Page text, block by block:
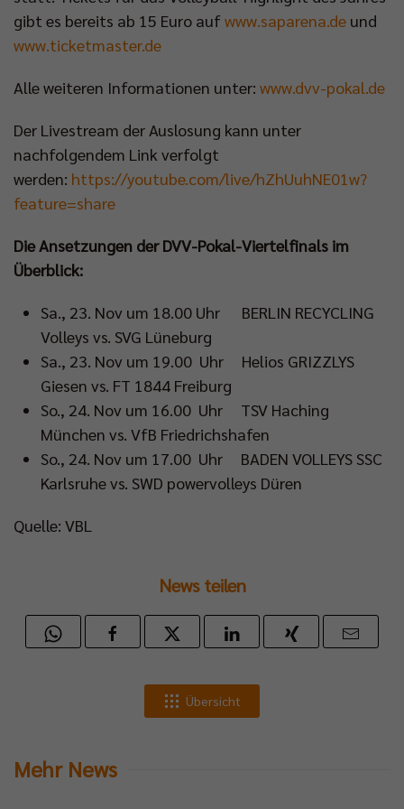
gibt es bereits ab 15 Euro auf www.saparena.de und
www.ticketmaster.de
Alle weiteren Informationen unter: www.dvv-pokal.de
Der Livestream der Auslosung kann unter
nachfolgendem Link verfolgt
werden: https://youtube.com/live/hZhUuhNE01w?
feature=share
Die Ansetzungen der DVV-Pokal-Viertelfinals im
Überblick:
Sa., 23. Nov um 18.00 Uhr BERLIN RECYCLING
Volleys vs. SVG Lüneburg
Sa., 23. Nov um 19.00 Uhr Helios GRIZZLYS
Giesen vs. FT 1844 Freiburg
So., 24. Nov um 16.00 Uhr TSV Haching
München vs. VfB Friedrichshafen
So., 24. Nov um 17.00 Uhr BADEN VOLLEYS SSC
Karlsruhe vs. SWD powervolleys Düren
Quelle: VBL
News teilen
Übersicht
Mehr News